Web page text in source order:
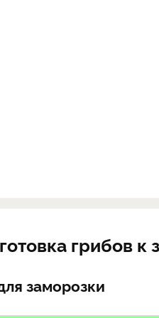
грибов к
заморозки